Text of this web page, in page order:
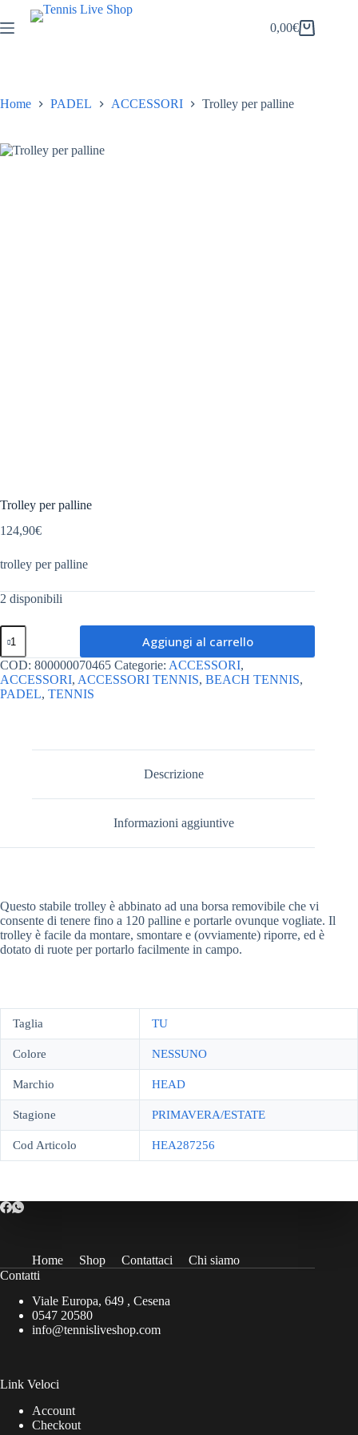
al
contenuto
Carrello
0,00€
Home PADEL ACCESSORI Trolley per palline
Trolley per palline
124,90€
trolley per palline
2 disponibili
Trolley
per
palline
quantità
Aggiungi al carrello
COD: 800000070465 Categorie: ACCESSORI,
ACCESSORI, ACCESSORI TENNIS, BEACH TENNIS,
PADEL, TENNIS
Descrizione
Informazioni aggiuntive
Questo stabile trolley è abbinato ad una borsa removibile che vi
consente di tenere fino a 120 palline e portarle ovunque vogliate. Il
trolley è facile da montare, smontare e (ovviamente) riporre, ed è
dotato di ruote per portarlo facilmente in campo.
Taglia TU
Colore NESSUNO
Marchio HEAD
Stagione PRIMAVERA/ESTATE
Cod Articolo HEA287256
Home Shop Contattaci
Chi siamo
Contatti
Viale Europa, 649 , Cesena
0547 20580
info@tennisliveshop.com
Link Veloci
Account
Checkout